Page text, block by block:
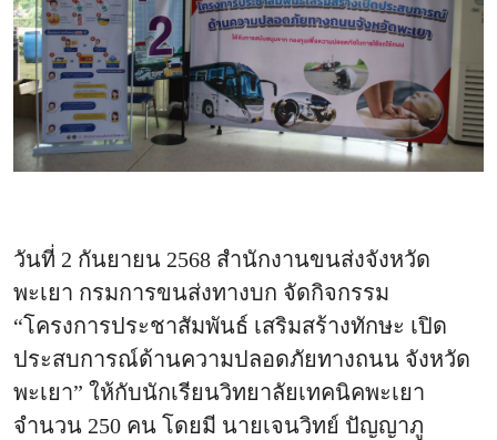
วันที่ 2 กันยายน 2568 สำนักงานขนส่งจังหวัด
พะเยา กรมการขนส่งทางบก จัดกิจกรรม
“โครงการประชาสัมพันธ์ เสริมสร้างทักษะ เปิด
ประสบการณ์ด้านความปลอดภัยทางถนน จังหวัด
พะเยา” ให้กับนักเรียนวิทยาลัยเทคนิคพะเยา
จำนวน 250 คน โดยมี นายเจนวิทย์ ปัญญาภู